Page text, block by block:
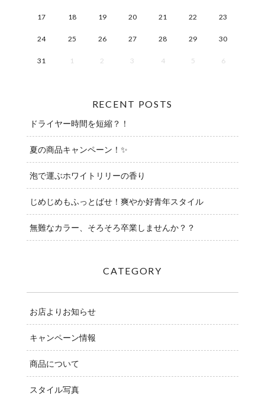
17 18 19 20 21 22 23
24 25 26 27 28 29 30
31 1 2 3 4 5 6
RECENT POSTS
ドライヤー時間を短縮？！
夏の商品キャンペーン！✨
泡で運ぶホワイトリリーの香り
じめじめもふっとばせ！爽やか好青年スタイル
無難なカラー、そろそろ卒業しませんか？？
CATEGORY
お店よりお知らせ
キャンペーン情報
商品について
スタイル写真